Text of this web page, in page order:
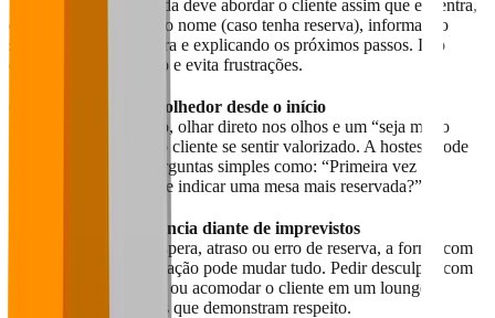
→ Uma hostess treinada deve abordar o cliente assim que ele entra,
cumprimentando com o nome (caso tenha reserva), informando
sobre o tempo de espera e explicando os próximos passos. Isso
demonstra organização e evita frustrações.
Criar um clima acolhedor desde o início
→ Um sorriso genuíno, olhar direto nos olhos e um “seja muito
bem-vindo” já fazem o cliente se sentir valorizado. A hostess pode
complementar com perguntas simples como: “Primeira vez
conosco?” ou “Posso te indicar uma mesa mais reservada?”
Aumentar a tolerância diante de imprevistos
→ Se houver fila de espera, atraso ou erro de reserva, a forma como
a hostess conduz a situação pode mudar tudo. Pedir desculpas com
empatia, oferecer água ou acomodar o cliente em um lounge
temporário são atitudes que demonstram respeito.